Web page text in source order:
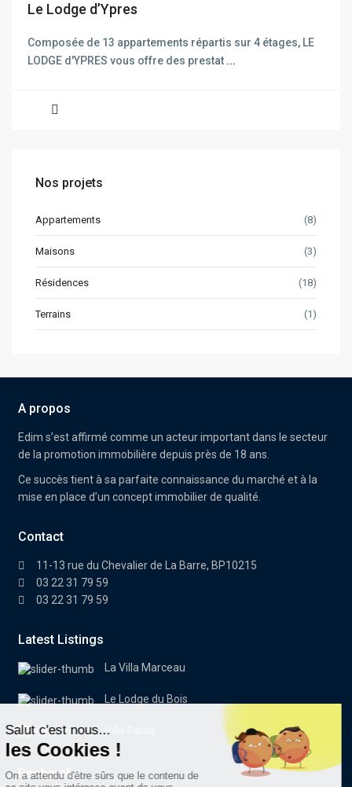
Le Lodge d’Ypres
Composée de 13 appartements répartis sur 4 étages, LE
LODGE d'YPRES vous offre des prestat ...
Nos projets
Appartements (8)
Maisons (3)
Résidences (18)
Terrains (1)
A propos
Edim s’est affirmé comme un acteur important dans le secteur
de la promotion immobilière depuis près de 18 ans.
Ce succès tient à sa parfaite connaissance du marché et à la
mise en place d’un concept immobilier de qualité.
Contact
11-13 rue du Chevalier de La Barre, BP10215
03 22 31 79 59
03 22 31 79 59
Latest Listings
La Villa Marceau
Le Lodge du Bois
Villa Paola
Recherche